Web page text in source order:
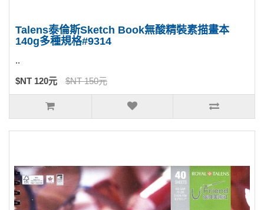
Talens泰倫斯Sketch Book無酸精裝素描畫本
140g多種規格#9314
..
$NT 120元 $NT 150元